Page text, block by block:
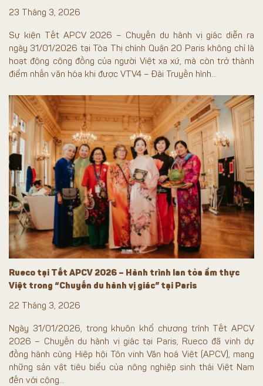
23 Tháng 3, 2026
Sự kiện Tết APCV 2026 – Chuyến du hành vị giác diễn ra
ngày 31/01/2026 tại Tòa Thị chính Quận 20 Paris không chỉ là
hoạt động cộng đồng của người Việt xa xứ, mà còn trở thành
điểm nhấn văn hóa khi được VTV4 – Đài Truyền hình...
Rueco tại Tết APCV 2026 – Hành trình lan tỏa ẩm thực
Việt trong “Chuyến du hành vị giác” tại Paris
22 Tháng 3, 2026
Ngày 31/01/2026, trong khuôn khổ chương trình Tết APCV
2026 – Chuyến du hành vị giác tại Paris, Rueco đã vinh dự
đồng hành cùng Hiệp hội Tôn vinh Văn hoá Việt (APCV), mang
những sản vật tiêu biểu của nông nghiệp sinh thái Việt Nam
đến với cộng...